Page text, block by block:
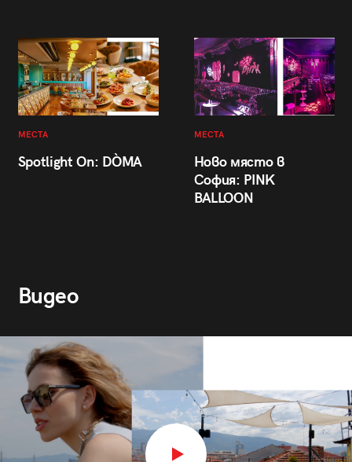
МЕСТА
Spotlight On: DÒMA
МЕСТА
Ново място в
София: PINK
BALLOON
Видео